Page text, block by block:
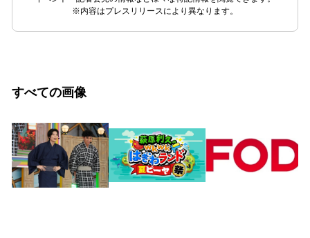
※内容はプレスリリースにより異なります。
すべての画像